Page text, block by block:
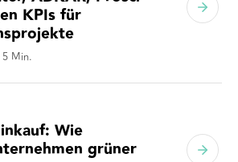
KPIs für
5 Min.
Wie
grüner